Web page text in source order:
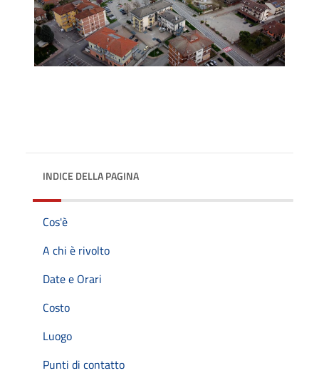
INDICE DELLA PAGINA
Cos'è
A chi è rivolto
Date e Orari
Costo
Luogo
Punti di contatto